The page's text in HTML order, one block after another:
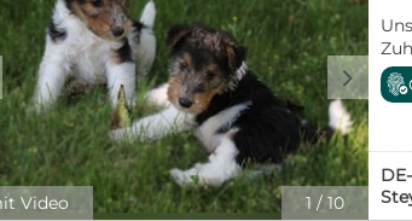
nicht mit dem
unsere
1 /10
d
Video
Sie
mit